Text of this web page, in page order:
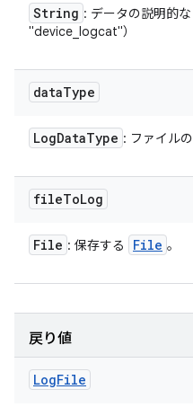
String : データの説明的な
"device_logcat"）
dataType
LogDataType : ファイルの
fileToLog
File : 保存する File 。
戻り値
LogFile